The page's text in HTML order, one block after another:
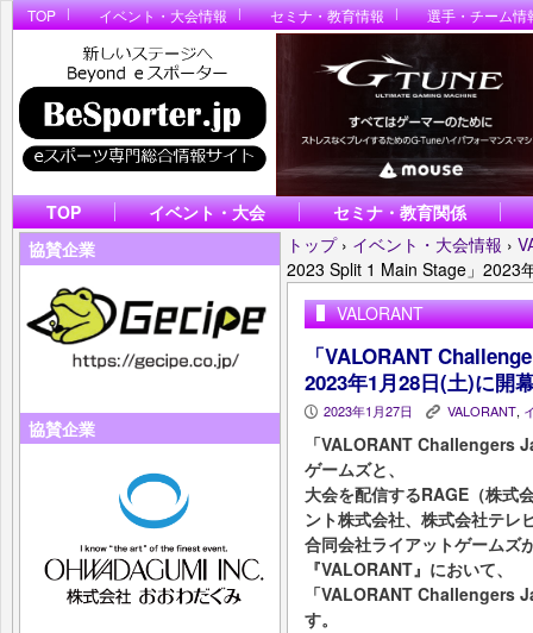
TOP イベント・大会情報 セミナ・教育情報 選手・チーム情
TOP イベント・大会
セミナ・教育関係
協賛企業
協賛企業
トップ › イベント・大会情報 ›
2023 Split 1 Main Stage」2023
VALORANT
「VALORANT
2023年1月28日(土)に開
P 2023年1月27日 K VALORANT,
「VALORANT Challengers
ゲームズと、
大会を配信するRAGE（株式
ント株式会社、株式会社テレ
合同会社ライアットゲームズ
『VALORANT』において、
「VALORANT Challengers
す。